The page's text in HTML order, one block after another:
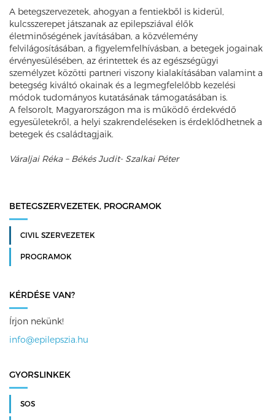
A betegszervezetek, ahogyan a fentiekből is kiderül,
kulcsszerepet játszanak az epilepsziával élők
életminőségének javításában, a közvélemény
felvilágosításában, a figyelemfelhívásban, a betegek jogainak
érvényesülésében, az érintettek és az egészségügyi
személyzet közötti partneri viszony kialakításában valamint a
betegség kiváltó okainak és a legmegfelelőbb kezelési
módok tudományos kutatásának támogatásában is.
A felsorolt, Magyarországon ma is működő érdekvédő
egyesületekről, a helyi szakrendeléseken is érdeklődhetnek a
betegek és családtagjaik.
Váraljai Réka – Békés Judit- Szalkai Péter
BETEGSZERVEZETEK, PROGRAMOK
CIVIL SZERVEZETEK
PROGRAMOK
KÉRDÉSE VAN?
Írjon nekünk!
info@epilepszia.hu
GYORSLINKEK
SOS